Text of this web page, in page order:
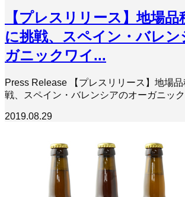
【プレスリリース】地場
に挑戦、スペイン・バレン
ガニックワイ...
Press Release 【プレスリリース】地場
戦、スペイン・バレンシアのオーガニッ
2019.08.29